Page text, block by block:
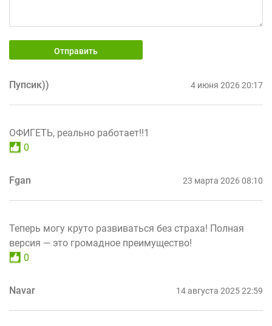
Отправить
Пупсик)) 4 июня 2026 20:17
ОФИГЕТЬ, реально работает!!1
0
Fgan 23 марта 2026 08:10
Теперь могу круто развиваться без страха! Полная
версия — это громадное преимущество!
0
Navar 14 августа 2025 22:59